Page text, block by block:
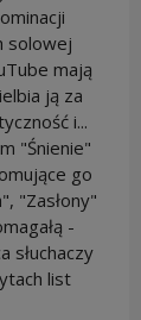
solowej
mają
ją za
i...
"Śnienie"
go
"Zasłony"
-
słuchaczy
list